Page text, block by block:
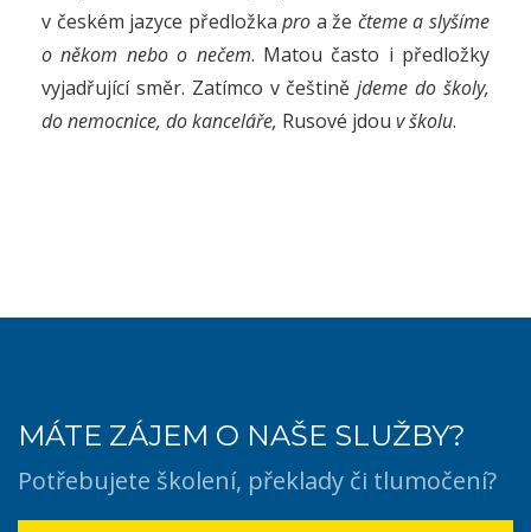
v českém jazyce předložkapro a že čteme a slyšíme
o někom nebo o nečem. Matou často i předložky
vyjadřující směr. Zatímco v češtinějdeme do školy,
do nemocnice, do kanceláře, Rusové jdou v školu.
MÁTE ZÁJEM O NAŠE SLUŽBY?
Potřebujete školení, překlady či tlumočení?